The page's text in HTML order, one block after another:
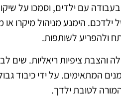
בעבודה עם ילדים, וסמכו על
ילדכם. הימנע מניהול מיקרו
ולהפריע לשותפות.
והצבת ציפיות ריאליות. שים
המתאימים. על ידי כיבוד
לטובת ילדך.